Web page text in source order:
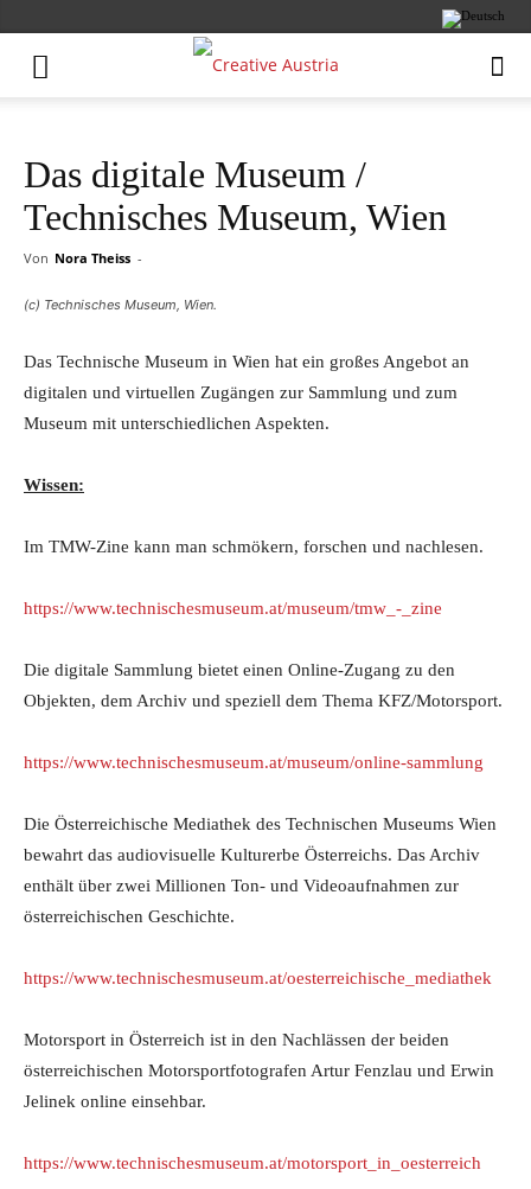
Das digitale Museum /
Technisches Museum, Wien
Von Nora Theiss -
(c) Technisches Museum, Wien.
Das Technische Museum in Wien hat ein großes Angebot an
digitalen und virtuellen Zugängen zur Sammlung und zum
Museum mit unterschiedlichen Aspekten.
Wissen:
Im TMW-Zine kann man schmökern, forschen und nachlesen.
https://www.technischesmuseum.at/museum/tmw_-_zine
Die digitale Sammlung bietet einen Online-Zugang zu den
Objekten, dem Archiv und speziell dem Thema KFZ/Motorsport.
https://www.technischesmuseum.at/museum/online-sammlung
Die Österreichische Mediathek des Technischen Museums Wien
bewahrt das audiovisuelle Kulturerbe Österreichs. Das Archiv
enthält über zwei Millionen Ton- und Videoaufnahmen zur
österreichischen Geschichte.
https://www.technischesmuseum.at/oesterreichische_mediathek
Motorsport in Österreich ist in den Nachlässen der beiden
österreichischen Motorsportfotografen Artur Fenzlau und Erwin
Jelinek online einsehbar.
https://www.technischesmuseum.at/motorsport_in_oesterreich